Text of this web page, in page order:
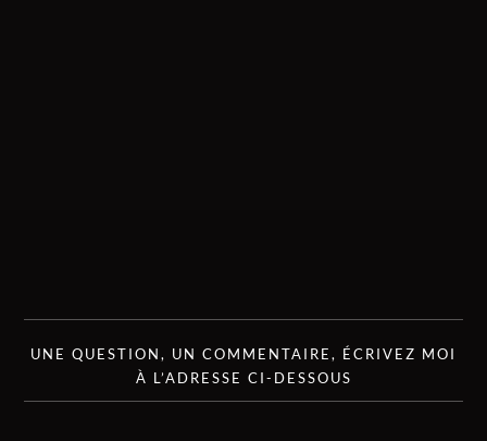
UNE QUESTION, UN COMMENTAIRE, ÉCRIVEZ MOI
À L’ADRESSE CI-DESSOUS